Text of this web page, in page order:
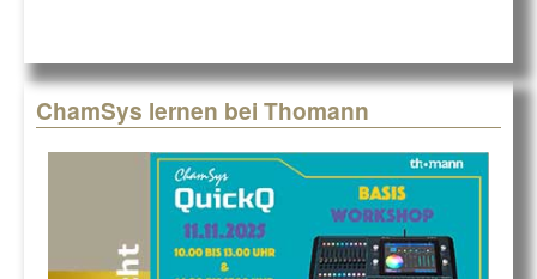
ChamSys lernen bei Thomann